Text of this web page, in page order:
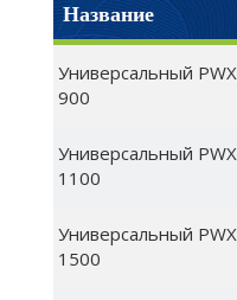
Название
Универсальный PWX
900
Универсальный PWX
1100
Универсальный PWX
1500